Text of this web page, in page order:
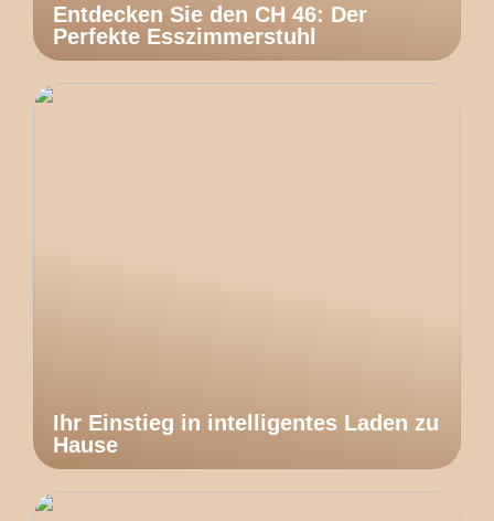
Entdecken Sie den CH 46: Der
Perfekte Esszimmerstuhl
Ihr Einstieg in intelligentes Laden zu
Hause